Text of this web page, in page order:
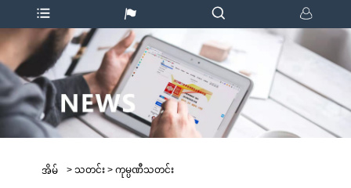
အိမ် > သတင်း > ကုမ္ပဏီသတင်း